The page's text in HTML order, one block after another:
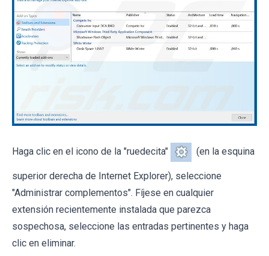
Haga clic en el icono de la "ruedecita" (en la esquina
superior derecha de Internet Explorer), seleccione
"Administrar complementos". Fíjese en cualquier
extensión recientemente instalada que parezca
sospechosa, seleccione las entradas pertinentes y haga
clic en eliminar.